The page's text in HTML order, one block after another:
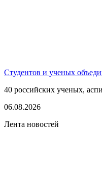
Студентов и ученых
40 российских ученых,
06.08.2026
Лента новостей